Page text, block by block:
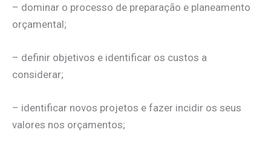
– dominar o processo de preparação e planeamento
orçamental;
– definir objetivos e identificar os custos a
considerar;
– identificar novos projetos e fazer incidir os seus
valores nos orçamentos;